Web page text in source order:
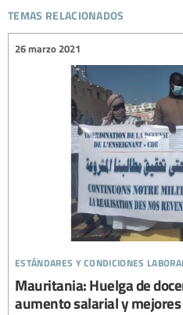
temas relacionados
estándares y condiciones
26 marzo 2021
Mauritania: Huelga de
aumento salarial y